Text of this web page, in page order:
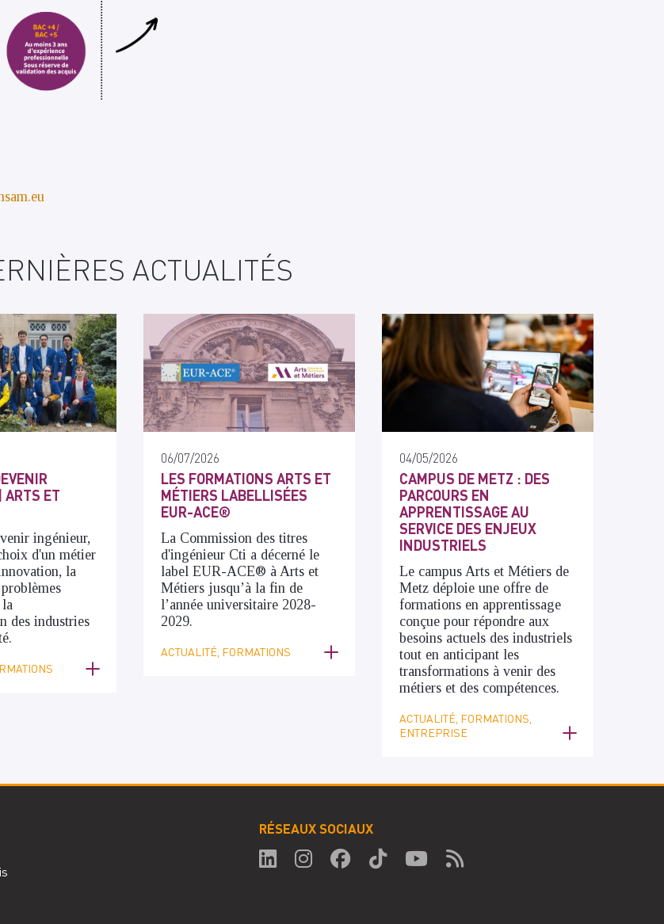
ACTUALITÉS
ARTS ET
ingénieur,
d'un métier
la
des industries
06/07/2026
LES FORMATIONS ARTS ET
MÉTIERS LABELLISÉES
EUR-ACE®
La Commission des titres
d'ingénieur Cti a décerné le
label EUR-ACE® à Arts et
Métiers jusqu’à la fin de
l’année universitaire 2028-
2029.
ACTUALITÉ, FORMATIONS
04/05/2026
CAMPUS DE METZ : DES
PARCOURS EN
APPRENTISSAGE AU
SERVICE DES ENJEUX
INDUSTRIELS
Le campus Arts et Métiers de
Metz déploie une offre de
formations en apprentissage
conçue pour répondre aux
besoins actuels des industriels
tout en anticipant les
transformations à venir des
métiers et des compétences.
ACTUALITÉ, FORMATIONS,
ENTREPRISE
RÉSEAUX SOCIAUX